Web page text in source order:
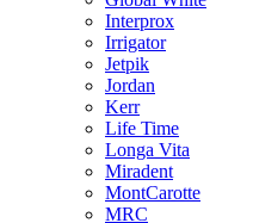
Interprox
Irrigator
Jetpik
Jordan
Kerr
Life Time
Longa Vita
Miradent
MontCarotte
MRC